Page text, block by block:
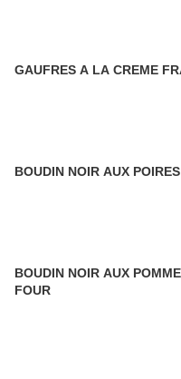
GAUFRES A LA CREME
BOUDIN NOIR AUX POIRES
BOUDIN NOIR AUX
FOUR